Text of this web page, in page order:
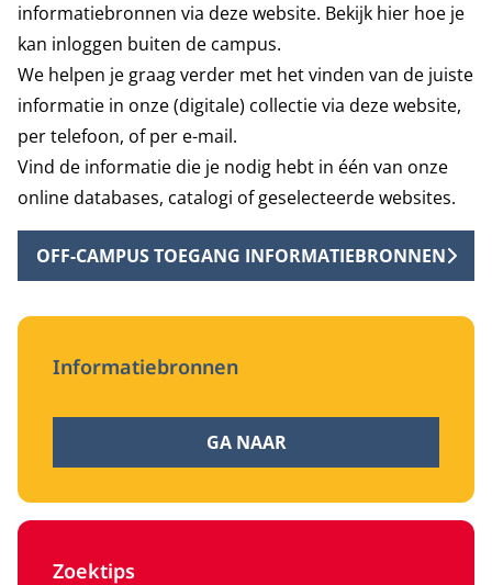
informatiebronnen via deze website. Bekijk hier hoe je
kan inloggen buiten de campus.
We helpen je graag verder met het vinden van de juiste
informatie in onze (digitale) collectie via deze website,
per telefoon, of per e-mail.
Vind de informatie die je nodig hebt in één van onze
online databases, catalogi of geselecteerde websites.
OFF-CAMPUS TOEGANG INFORMATIEBRONNEN
Informatiebronnen
GA NAAR
Zoektips